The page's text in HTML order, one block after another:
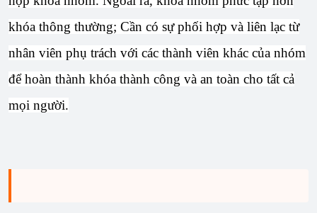
khóa thông thường; Cần có sự phối hợp và liên lạc từ
nhân viên phụ trách với các thành viên khác của nhóm
để hoàn thành khóa thành công và an toàn cho tất cả
mọi người.